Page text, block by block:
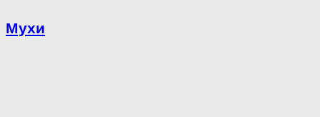
Мухи